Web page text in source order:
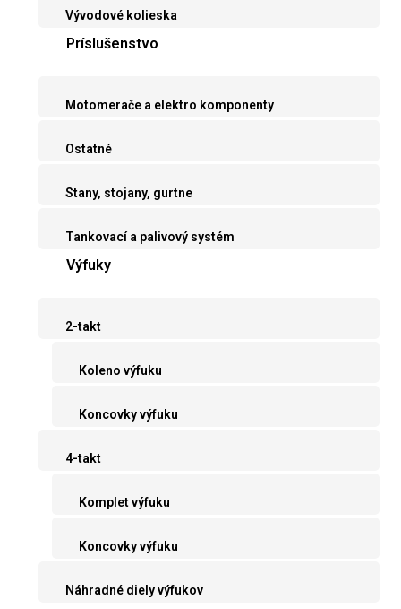
Vývodové kolieska
Príslušenstvo
Motomerače a elektro komponenty
Ostatné
Stany, stojany, gurtne
Tankovací a palivový systém
Výfuky
2-takt
Koleno výfuku
Koncovky výfuku
4-takt
Komplet výfuku
Koncovky výfuku
Náhradné diely výfukov